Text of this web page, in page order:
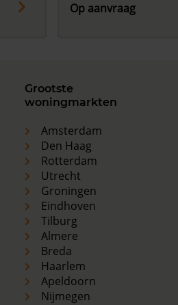
Op aanvraag
Grootste
woningmarkten
Amsterdam
Den Haag
Rotterdam
Utrecht
Groningen
Eindhoven
Tilburg
Almere
Breda
Haarlem
Apeldoorn
Nijmegen